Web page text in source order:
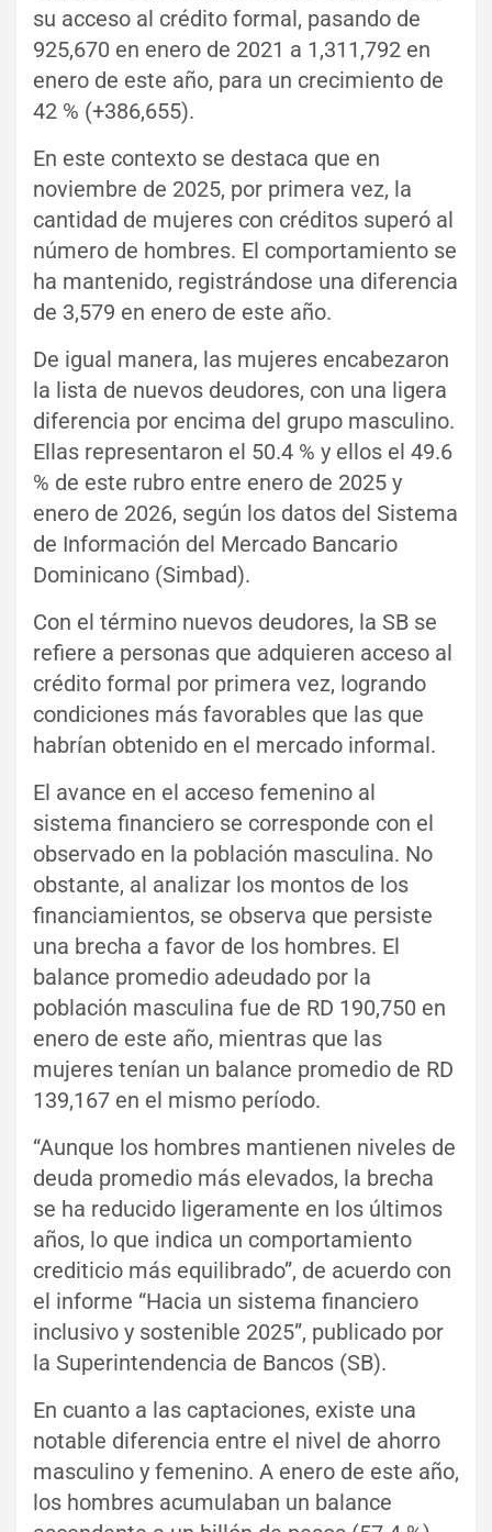
su acceso al crédito formal, pasando de
925,670 en enero de 2021 a 1,311,792 en
enero de este año, para un crecimiento de
42 % (+386,655).
En este contexto se destaca que en
noviembre de 2025, por primera vez, la
cantidad de mujeres con créditos superó al
número de hombres. El comportamiento se
ha mantenido, registrándose una diferencia
de 3,579 en enero de este año.
De igual manera, las mujeres encabezaron
la lista de nuevos deudores, con una ligera
diferencia por encima del grupo masculino.
Ellas representaron el 50.4 % y ellos el 49.6
% de este rubro entre enero de 2025 y
enero de 2026, según los datos del Sistema
de Información del Mercado Bancario
Dominicano (Simbad).
Con el término nuevos deudores, la SB se
refiere a personas que adquieren acceso al
crédito formal por primera vez, logrando
condiciones más favorables que las que
habrían obtenido en el mercado informal.
El avance en el acceso femenino al
sistema financiero se corresponde con el
observado en la población masculina. No
obstante, al analizar los montos de los
financiamientos, se observa que persiste
una brecha a favor de los hombres. El
balance promedio adeudado por la
población masculina fue de RD 190,750 en
enero de este año, mientras que las
mujeres tenían un balance promedio de RD
139,167 en el mismo período.
“Aunque los hombres mantienen niveles de
deuda promedio más elevados, la brecha
se ha reducido ligeramente en los últimos
años, lo que indica un comportamiento
crediticio más equilibrado”, de acuerdo con
el informe “Hacia un sistema financiero
inclusivo y sostenible 2025”, publicado por
la Superintendencia de Bancos (SB).
En cuanto a las captaciones, existe una
notable diferencia entre el nivel de ahorro
masculino y femenino. A enero de este año,
los hombres acumulaban un balance